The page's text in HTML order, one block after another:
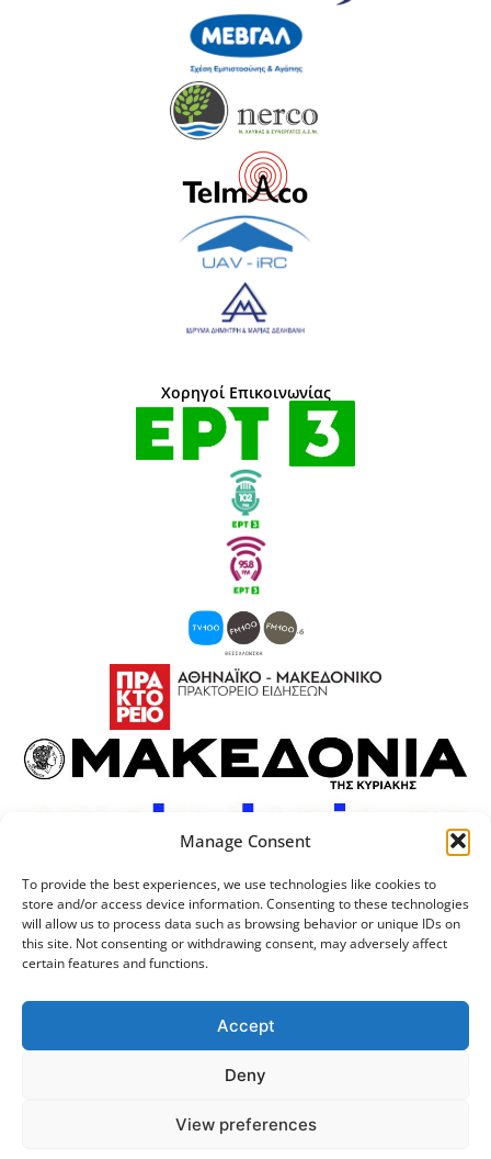
Manage Consent
To provide the best experiences, we use technologies like cookies to
store and/or access device information. Consenting to these technologies
will allow us to process data such as browsing behavior or unique IDs on
this site. Not consenting or withdrawing consent, may adversely affect
certain features and functions.
Accept
Deny
View preferences
Χορηγοί Επικοινωνίας
Προσωπικά Δεδομένα
Λογότυπος
Πανεπιστήμιο Θεσσαλονίκης
Διακυβέρνησης ΑΠΘ